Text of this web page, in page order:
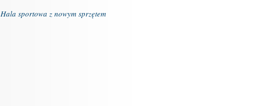
Hala sportowa z nowym sprzętem